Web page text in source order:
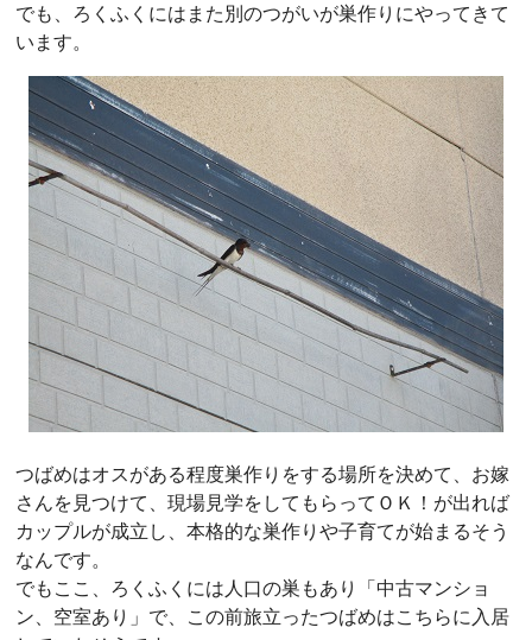
でも、ろくふくにはまた別のつがいが巣作りにやってきて
います。
つばめはオスがある程度巣作りをする場所を決めて、お嫁
さんを見つけて、現場見学をしてもらってＯＫ！が出れば
カップルが成立し、本格的な巣作りや子育てが始まるそう
なんです。
でもここ、ろくふくには人口の巣もあり「中古マンショ
ン、空室あり」で、この前旅立ったつばめはこちらに入居